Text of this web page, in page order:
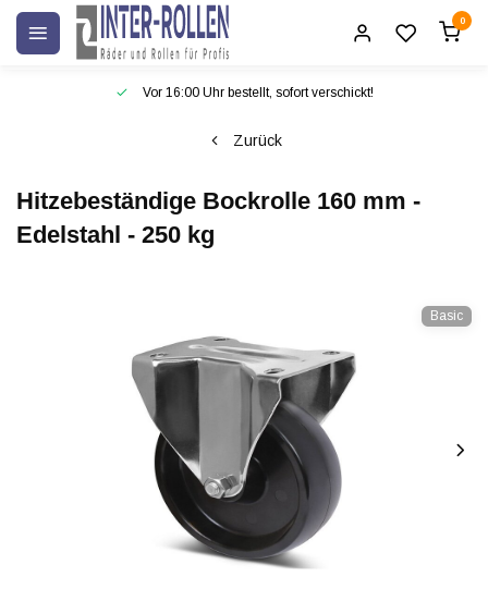
0
Vor 16:00 Uhr bestellt, sofort verschickt!
Zurück
Hitzebeständige Bockrolle 160 mm -
Edelstahl - 250 kg
Basic